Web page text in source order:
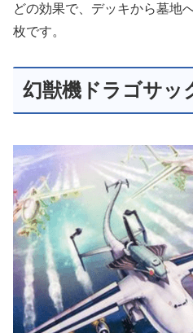
どの効果で、デッキから墓地
枚です。
幻獣機ドラゴサッ